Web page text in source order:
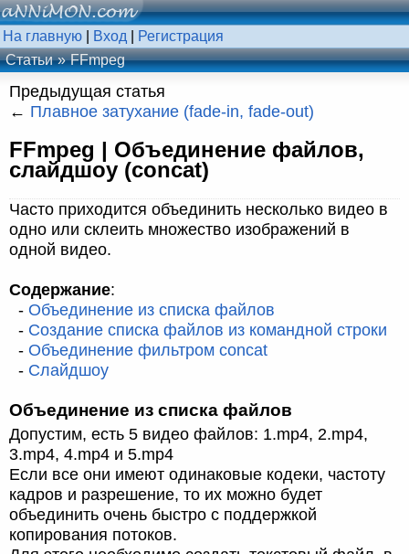
На главную Вход
Регистрация
Статьи
FFmpeg
Предыдущая статья
← Плавное затухание (fade-in, fade-out)
FFmpeg | Объединение файлов,
слайдшоу (concat)
Часто приходится объединить несколько видео в
одно или склеить множество изображений в
одной видео.
Содержание:
- Объединение из списка файлов
- Создание списка файлов из командной строки
- Объединение фильтром concat
- Слайдшоу
Объединение из списка файлов
Допустим, есть 5 видео файлов: 1.mp4, 2.mp4,
3.mp4, 4.mp4 и 5.mp4
Если все они имеют одинаковые кодеки, частоту
кадров и разрешение, то их можно будет
объединить очень быстро с поддержкой
копирования потоков.